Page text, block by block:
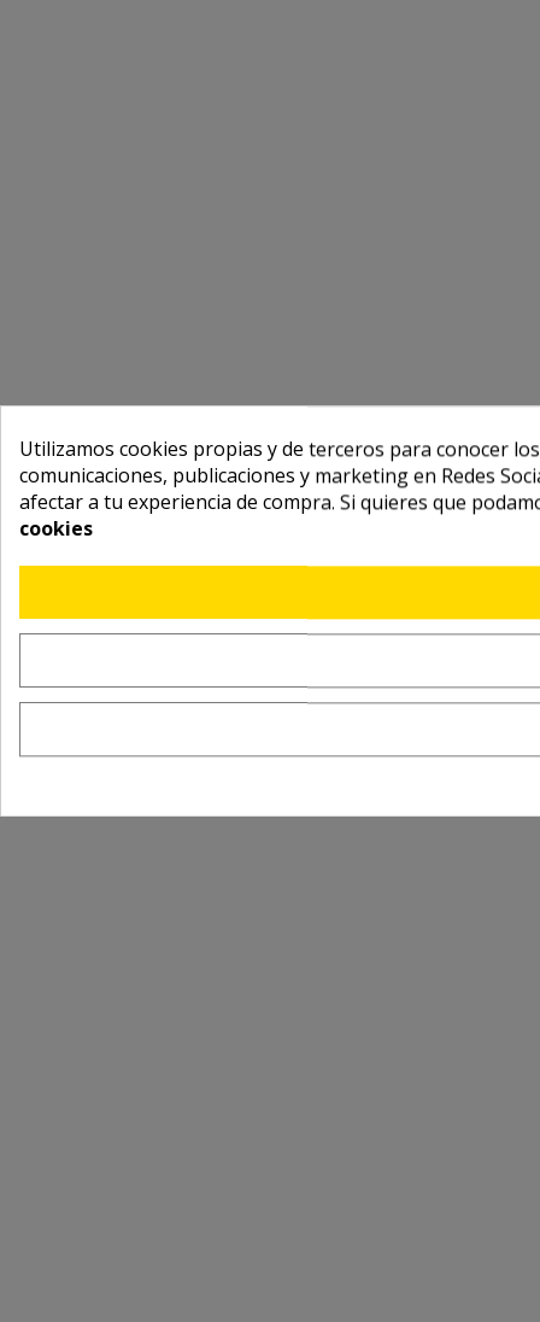
Utilizamos cookies propias y de terceros para conocer
comunicaciones, publicaciones y marketing en Redes
afectar a tu experiencia de compra. Si quieres que
cookies